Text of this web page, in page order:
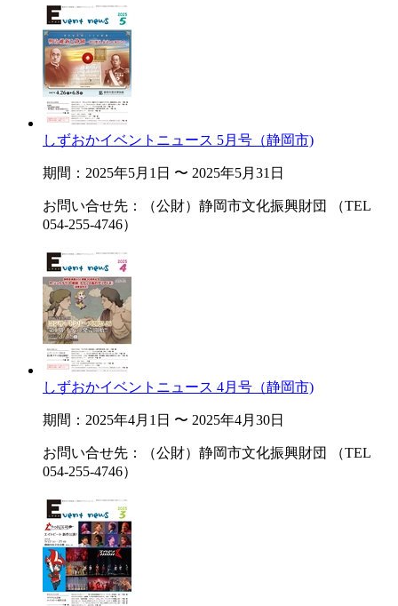
しずおかイベントニュース 5月号（静岡市)
期間：2025年5月1日 〜 2025年5月31日
お問い合せ先：（公財）静岡市文化振興財団 （TEL
054-255-4746）
しずおかイベントニュース 4月号（静岡市)
期間：2025年4月1日 〜 2025年4月30日
お問い合せ先：（公財）静岡市文化振興財団 （TEL
054-255-4746）